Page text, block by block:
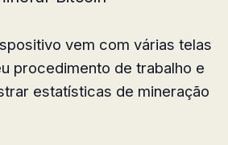
vem com várias telas
procedimento de trabalho e
estatísticas de mineração